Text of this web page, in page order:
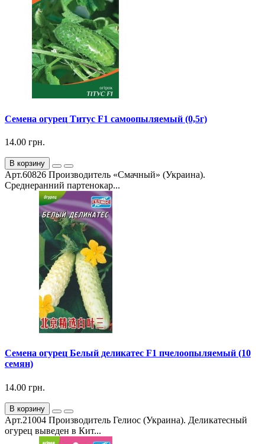
Семена огурец Титус F1 самоопыляемый (0,5г)
14.00 грн.
В корзину
Арт.60826 Производитель «Смачный» (Украина).
Среднеранний партенокар...
Семена огурец Белый деликатес F1 пчелоопыляемый (10
семян)
14.00 грн.
В корзину
Арт.21004 Производитель Гелиос (Украина). Деликатесный
огурец выведен в Кит...